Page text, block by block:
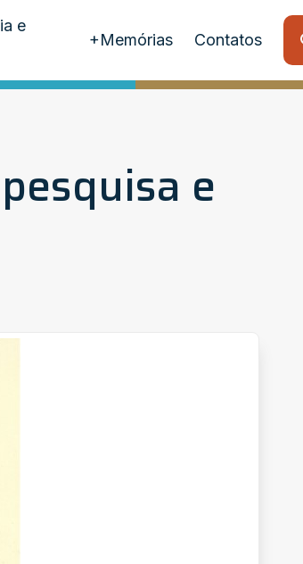
e
+Memórias Contatos
e